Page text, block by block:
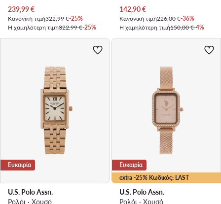
Τρέχουσα τιμή
239,99€
Κανονική τιμή322,99 €-25%
Η χαμηλότερη τιμή322,99 €-25%
Τρέχουσα τιμή
142,90€
Κανονική τιμή226,00 €-36%
Η χαμηλότερη τιμή150,00 €-4%
Ευκαιρία
U.S. Polo Assn.
Ρολόι · Χρυσό
extra -25% Κωδικός: LAST
Ευκαιρία
U.S. Polo Assn.
Ρολόι · Χρυσό